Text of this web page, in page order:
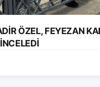
ÖZEL, FEYEZAN